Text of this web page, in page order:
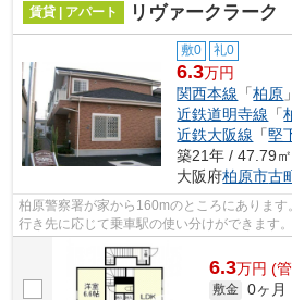
賃貸 | アパート リヴァークラーク
敷0 礼0
6.3万円
関西本線 「柏原
近鉄道明寺線 「
近鉄大阪線 「堅
築21年 / 47.79㎡
大阪府柏原市古
柏原警察署が家から160mのところにあります
行き先に応じて乗車駅の使い分けができます
です。こだわりポイント満載のリヴァ...
6.3万円 (
敷金 0ヶ月